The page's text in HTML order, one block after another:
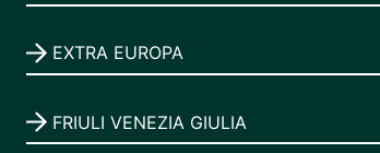
EXTRA EUROPA
FRIULI VENEZIA GIULIA